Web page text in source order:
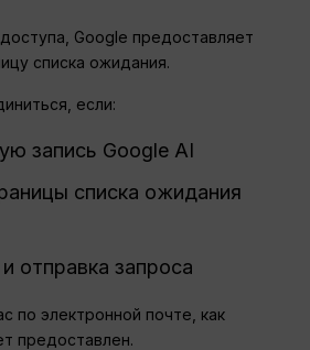
Google предоставляет
списка ожидания.
если:
запись Google AI
списка ожидания
отправка запроса
по электронной почте, как
предоставлен.